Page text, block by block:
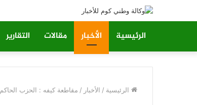
الرئيسية الأخبار مقالات التقارير
الرئيسية / الأخبار / مقاطعة كيفه : الحزب